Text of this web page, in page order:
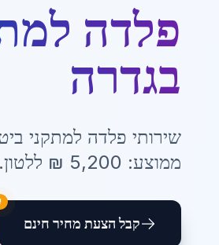
פלדה
בגדרה
שירותי פלדה למתקני
ממוצע: 5,200 ₪ ללטון.
קבל הצעת מחיר חינם
!